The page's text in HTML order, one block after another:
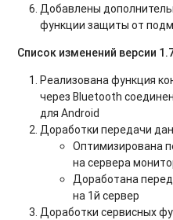
Добавлены
функции защиты от
Список изменений версии
Реализована функция
через Bluetooth
для Android
Доработки передачи
Оптимизирована
на сервера
Доработана
на 1й сервер
Доработки сервисных